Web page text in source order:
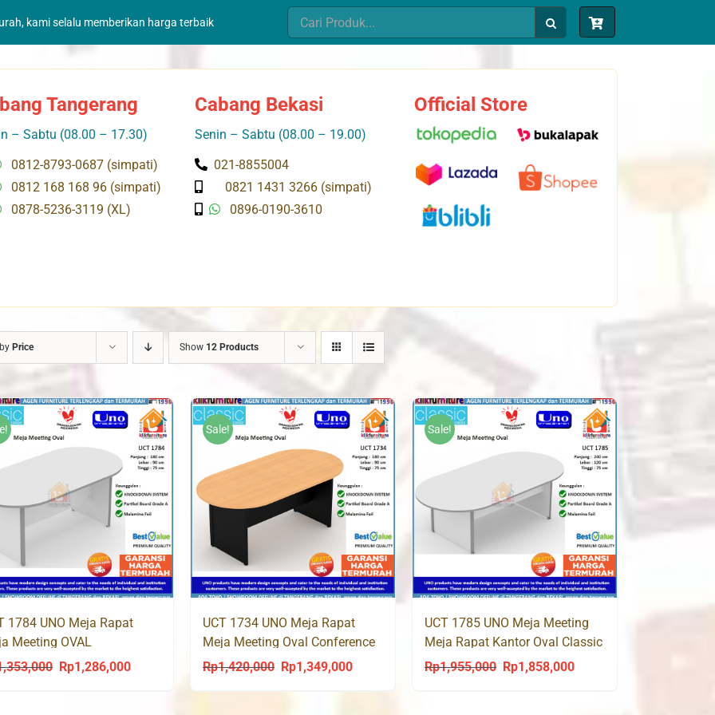
kami selalu memberikan harga terbaik
Search
for:
Tangerang
– Sabtu (08.00 – 17.30)
0812-8793-0687 (simpati)
0812 168 168 96 (simpati)
0878-5236-3119 (XL)
Cabang Bekasi
Senin – Sabtu (08.00 – 19.00)
021-8855004
0821 1431 3266 (simpati)
0896-0190-3610
Official Store
Price Show 12 Products
1784 UNO Meja Rapat
Meeting OVAL
Original
Rp1,286,000Current
Sale!
UCT 1734 UNO Meja Rapat
Meja Meeting Oval Conference
Table
Rp1,420,000
Original
Rp1,349,000Current
Sale!
UCT 1785 UNO Meja Meeting
Meja Rapat Kantor Oval Classic
Rp1,955,000
Original
Rp1,858,000Current